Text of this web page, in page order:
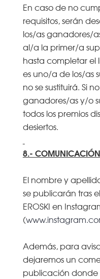
En caso de no
requisitos, serán
los/as ganadores/
al/a la primer/a
hasta completar el
es uno/a de los/as
no se sustituirá. Si
ganadores/as y/o
todos los premios
desiertos.
8.-
El nombre y
se publicarán tras
EROSKI en
(
Además, para
dejaremos un
publicación